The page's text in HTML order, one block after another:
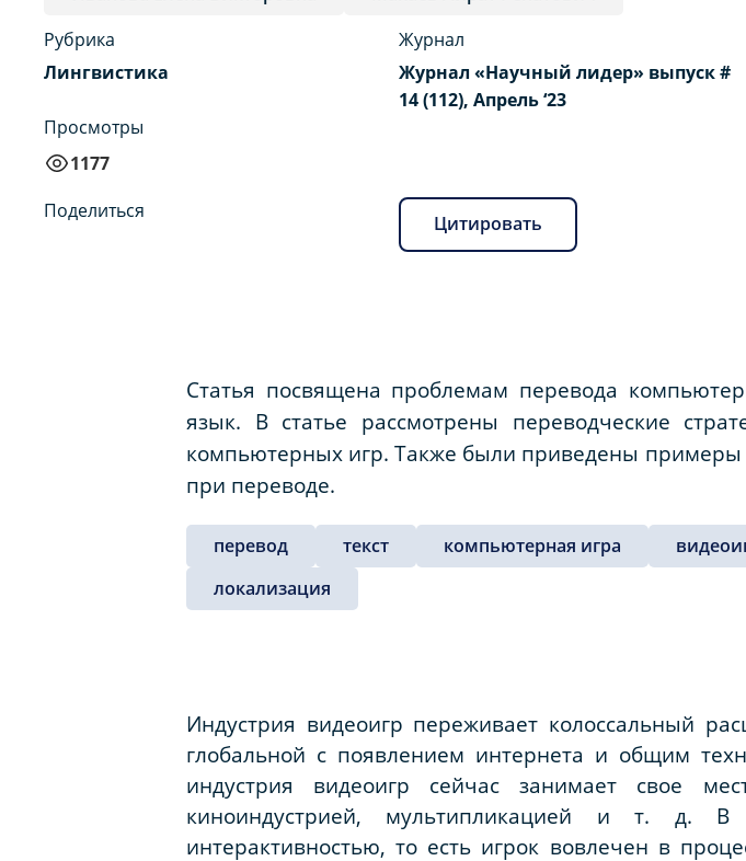
Рубрика
Лингвистика
Просмотры
1177
Журнал
Журнал «Научный лидер» выпуск #
14 (112), Апрель ‘23
Поделиться
Цитировать
Статья посвящена проблемам перевода
язык. В статье рассмотрены переводческие
компьютерных игр. Также были приведены примеры
при переводе.
перевод текст компьютерная игра
локализация
Индустрия видеоигр переживает колоссальный
глобальной с появлением интернета и общим
индустрия видеоигр сейчас занимает свое
киноиндустрией, мультипликацией и т. д.
интерактивностью, то есть игрок вовлечен в